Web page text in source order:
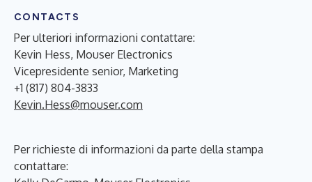
CONTACTS
Per ulteriori informazioni contattare:
Kevin Hess, Mouser Electronics
Vicepresidente senior, Marketing
+1 (817) 804-3833
Kevin.Hess@mouser.com
Per richieste di informazioni da parte della stampa
contattare: